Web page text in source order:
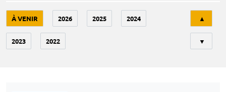
À VENIR 2026 2025 2024
2023 2022
▲
▼